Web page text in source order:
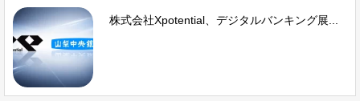
株式会社Xpotential、デジタルバンキング展...